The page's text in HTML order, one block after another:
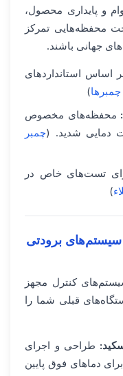
و پایداری محصول،
محفظه‌هایی تمرکز
جهانی باشند.
اساس استانداردهای
چمبرها)
محفظه‌های مخصوص
دمایی شدید. (چمبر
تست‌های خاص در
)
سیستم‌های برودتی
کنترل مجهز
قبلی شما را
طراحی و اجرای
دماهای فوق پایین